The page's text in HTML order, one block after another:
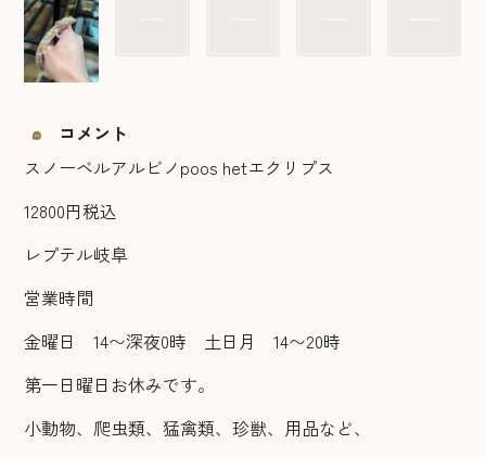
コメント
スノーベルアルビノpoos hetエクリプス
12800円税込
レプテル岐阜
営業時間
金曜日 14〜深夜0時 土日月 14〜20時
第一日曜日お休みです。
小動物、爬虫類、猛禽類、珍獣、用品など、